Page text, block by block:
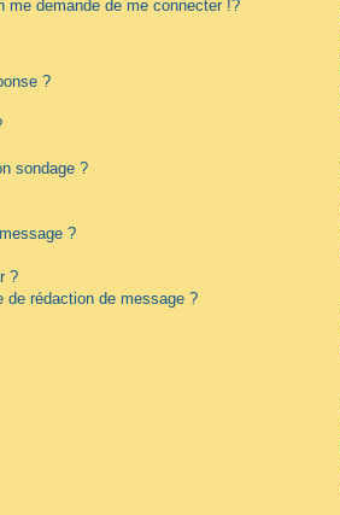
me demande de me connecter !?
?
sondage ?
?
?
de rédaction de message ?